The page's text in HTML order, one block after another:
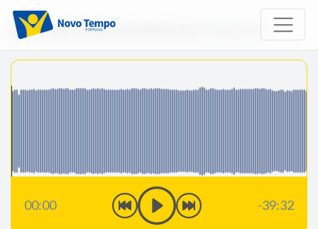
Início Rádio Música da Minha Vida
00:00 -39:32